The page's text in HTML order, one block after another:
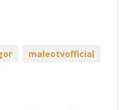
maleotvofficial